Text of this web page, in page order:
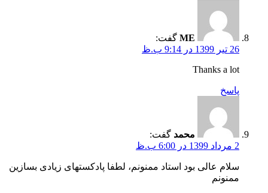
ME گفت:
26 تیر 1399 در 9:14 ب.ظ
Thanks a lot
پاسخ
محمد گفت:
2 مرداد 1399 در 6:00 ب.ظ
سلام عالی بود استاد ممنونم، لطفا پادکستهای زیادی بسازین
ممنونم